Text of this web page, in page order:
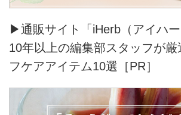
▶通販サイト「iHerb（アイハ
10年以上の編集部スタッフが
フケアアイテム10選［PR］